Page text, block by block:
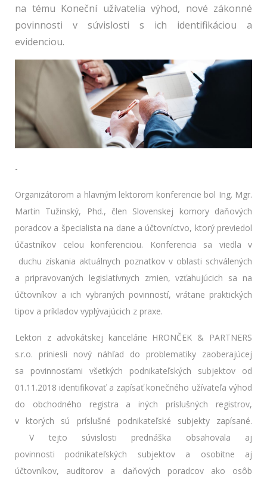
na tému Koneční užívatelia výhod, nové zákonné
povinnosti v súvislosti s ich identifikáciou a
evidenciou.
-
Organizátorom a hlavným lektorom konferencie bol Ing. Mgr.
Martin Tužinský, Phd., člen Slovenskej komory daňových
poradcov a špecialista na dane a účtovníctvo, ktorý previedol
účastníkov celou konferenciou. Konferencia sa viedla v
duchu získania aktuálnych poznatkov v oblasti schválených
a pripravovaných legislatívnych zmien, vzťahujúcich sa na
účtovníkov a ich vybraných povinností, vrátane praktických
tipov a príkladov vyplývajúcich z praxe.
Lektori z advokátskej kancelárie HRONČEK & PARTNERS
s.r.o. priniesli nový náhľad do problematiky zaoberajúcej
sa povinnosťami všetkých podnikateľských subjektov od
01.11.2018 identifikovať a zapísať konečného užívateľa výhod
do obchodného registra a iných príslušných registrov,
v ktorých sú príslušné podnikateľské subjekty zapísané.
V tejto súvislosti prednáška obsahovala aj
povinnosti podnikateľských subjektov a osobitne aj
účtovníkov, audítorov a daňových poradcov ako osôb